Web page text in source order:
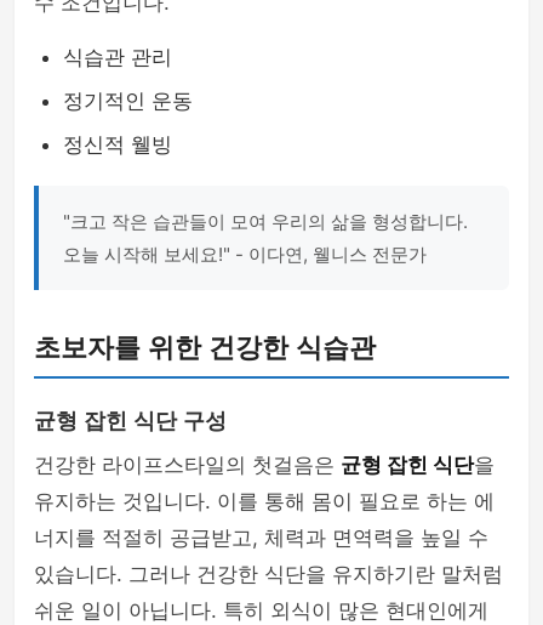
식습관 관리
정기적인 운동
정신적 웰빙
"크고 작은 습관들이 모여 우리의 삶을 형성합니다.
오늘 시작해 보세요!" - 이다연, 웰니스 전문가
초보자를 위한 건강한 식습관
균형 잡힌 식단 구성
건강한 라이프스타일의 첫걸음은 균형 잡힌 식단을
유지하는 것입니다. 이를 통해 몸이 필요로 하는 에
너지를 적절히 공급받고, 체력과 면역력을 높일 수
있습니다. 그러나 건강한 식단을 유지하기란 말처럼
쉬운 일이 아닙니다. 특히 외식이 많은 현대인에게